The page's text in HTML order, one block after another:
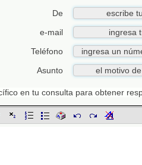
De
e-mail
Teléfono
Asunto
en tu consulta para obtener